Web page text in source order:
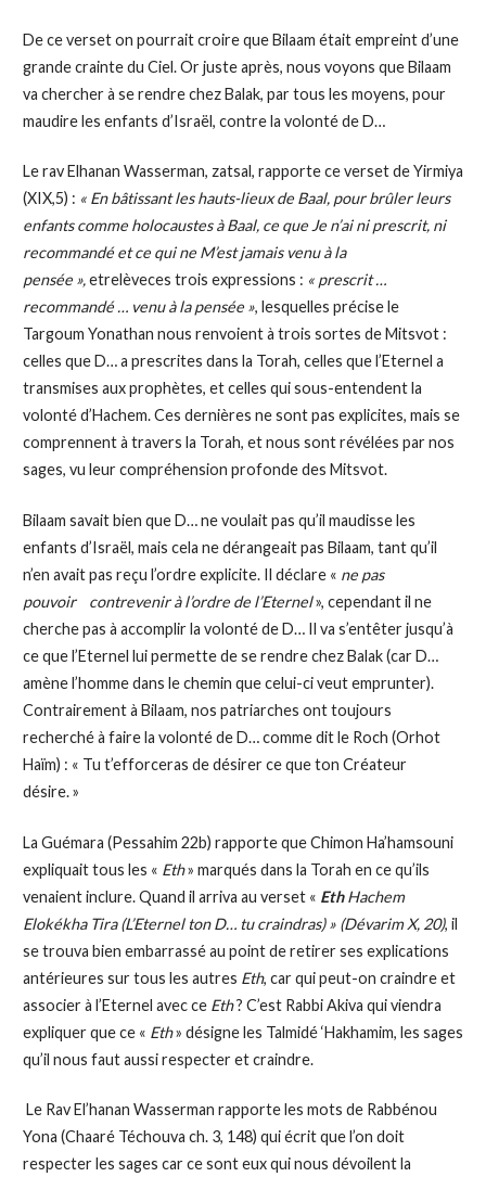
De ce verset on pourrait croire que Bilaam était empreint d’une
grande crainte du Ciel. Or juste après, nous voyons que Bilaam
va chercher à se rendre chez Balak, par tous les moyens, pour
maudire les enfants d’Israël, contre la volonté de D…
Le rav Elhanan Wasserman, zatsal, rapporte ce verset de Yirmiya
(XIX,5) : « En bâtissant les hauts-lieux de Baal, pour brûler leurs
enfants comme holocaustes à Baal, ce que Je n’ai ni prescrit, ni
recommandé et ce qui ne M’est jamais venu à la
pensée »,etrelèveces trois expressions : « prescrit …
recommandé … venu à la pensée », lesquelles précise le
Targoum Yonathan nous renvoient à trois sortes de Mitsvot :
celles que D… a prescrites dans la Torah, celles que l’Eternel a
transmises aux prophètes, et celles qui sous-entendent la
volonté d’Hachem. Ces dernières ne sont pas explicites, mais se
comprennent à travers la Torah, et nous sont révélées par nos
sages, vu leur compréhension profonde des Mitsvot.
Bilaam savait bien que D… ne voulait pas qu’il maudisse les
enfants d’Israël, mais cela ne dérangeait pas Bilaam, tant qu’il
n’en avait pas reçu l’ordre explicite. Il déclare « ne pas
pouvoir
contrevenir à l’ordre de l’Eternel», cependant il ne
cherche pas à accomplir la volonté de D… Il va s’entêter jusqu’à
ce que l’Eternel lui permette de se rendre chez Balak (car D…
amène l’homme dans le chemin que celui-ci veut emprunter).
Contrairement à Bilaam, nos patriarches ont toujours
recherché à faire la volonté de D… comme dit le Roch (Orhot
Haïm) : « Tu t’efforceras de désirer ce que ton Créateur
désire. »
La Guémara (Pessahim 22b) rapporte que Chimon Ha’hamsouni
expliquait tous les « Eth» marqués dans la Torah en ce qu’ils
venaient inclure. Quand il arriva au verset « EthHachem
Elokékha Tira (L’Eternel ton D… tu craindras) » (Dévarim X, 20), il
se trouva bien embarrassé au point de retirer ses explications
antérieures sur tous les autres Eth, car qui peut-on craindre et
associer à l’Eternel avec ce Eth? C’est Rabbi Akiva qui viendra
expliquer que ce « Eth» désigne les Talmidé ‘Hakhamim, les sages
qu’il nous faut aussi respecter et craindre.
Le Rav El’hanan Wasserman rapporte les mots de Rabbénou
Yona (Chaaré Téchouva ch. 3, 148) qui écrit que l’on doit
respecter les sages car ce sont eux qui nous dévoilent la